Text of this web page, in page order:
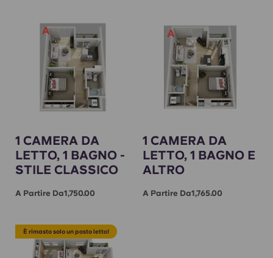
1 CAMERA DA
LETTO, 1 BAGNO -
STILE CLASSICO
A Partire Da1,750.00
1 CAMERA DA
LETTO, 1 BAGNO E
ALTRO
A Partire Da1,765.00
È rimasto solo un posto letto!